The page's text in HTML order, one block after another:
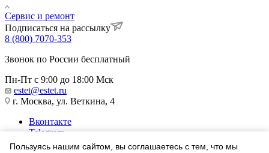
Сервис и ремонт
Подписаться на рассылку
8 (800) 7070-353
Звонок по России бесплатный
Пн-Пт с 9:00 до 18:00 Мск
estet@estet.ru
г. Москва, ул. Веткина, 4
Вконтакте
Telegram
Одноклассники
Пользуясь нашим сайтом, вы соглашаетесь с тем, что мы